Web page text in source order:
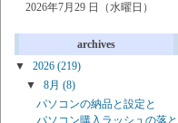
2026年7月29 日（水曜日）
archives
▼
2026 (219)
▼
8月 (8)
パソコンの納品と設定と
パソコン購入ラッシュの落と